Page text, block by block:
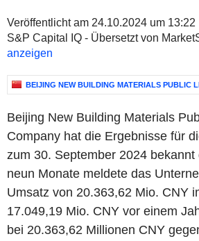
Veröffentlicht am 24.10.2024 um 13:22
S&P Capital IQ - Übersetzt von
anzeigen
BEIJING NEW BUILDING MATERIALS PUBLIC
Beijing New Building Materials
Company hat die Ergebnisse für
zum 30. September 2024
neun Monate meldete das
Umsatz von 20.363,62 Mio. CNY
17.049,19 Mio. CNY vor einem
bei 20.363,62 Millionen CNY